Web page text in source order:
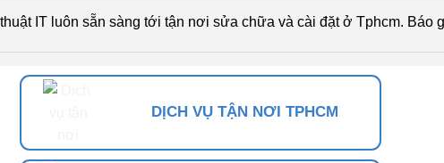
IT luôn sẵn sàng tới tận nơi sửa chữa và cài đặt ở Tphcm. Báo
DỊCH VỤ TẬN NƠI TPHCM